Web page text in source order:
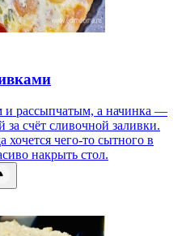
и рассыпчатым, а начинка —
счёт сливочной заливки.
хочется чего-то сытного в
накрыть стол.